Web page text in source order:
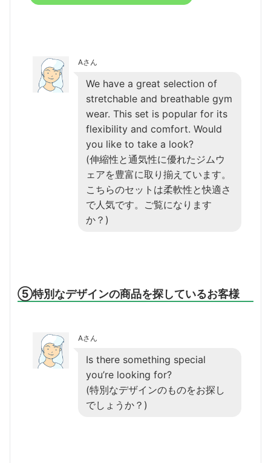
Aさん
We have a great selection of
stretchable and breathable gym
wear. This set is popular for its
flexibility and comfort. Would
you like to take a look?
(伸縮性と通気性に優れたジムウ
ェアを豊富に取り揃えています。
こちらのセットは柔軟性と快適さ
で人気です。ご覧になります
か？)
⑤特別なデザインの商品を探しているお客様
Aさん
Is there something special
you’re looking for?
(特別なデザインのものをお探し
でしょうか？)